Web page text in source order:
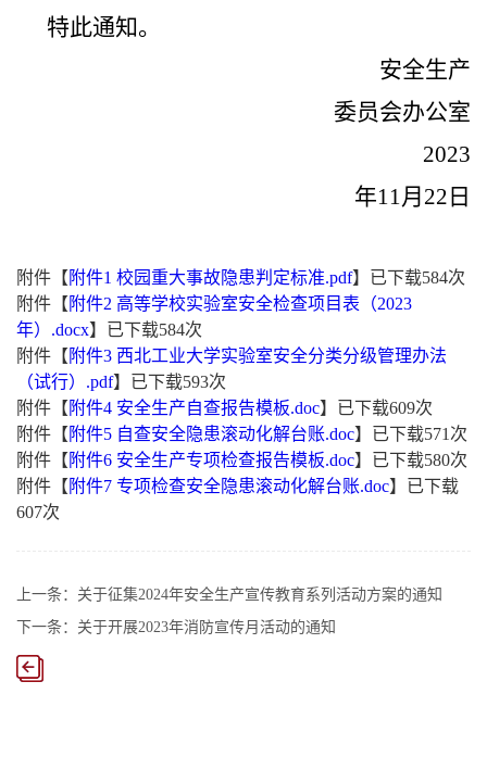
特此通知。
安全生产
委员会办公室
2023
年11月22日
附件【 附件1 校园重大事故隐患判定标准.pdf】已下载584次
附件【 附件2 高等学校实验室安全检查项目表（2023
年）.docx】已下载584次
附件【 附件3 西北工业大学实验室安全分类分级管理办法
（试行）.pdf】已下载593次
附件【 附件4 安全生产自查报告模板.doc】已下载609次
附件【 附件5 自查安全隐患滚动化解台账.doc】已下载571 次
附件【 附件6 安全生产专项检查报告模板.doc】已下载580次
附件【 附件7 专项检查安全隐患滚动化解台账.doc】已下载
607次
上一条： 关于征集2024年安全生产宣传教育系列活动方案的通知
下一条： 关于开展2023年消防宣传月活动的通知